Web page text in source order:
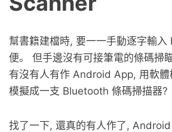
幫書籍建檔時, 要一一手動逐字輸入
便。 但手邊沒有可接筆電的條碼掃
有沒有人有作 Android App, 用軟
模擬成一支 Bluetooth 條碼掃描器?
找了一下, 還真的有人作了,